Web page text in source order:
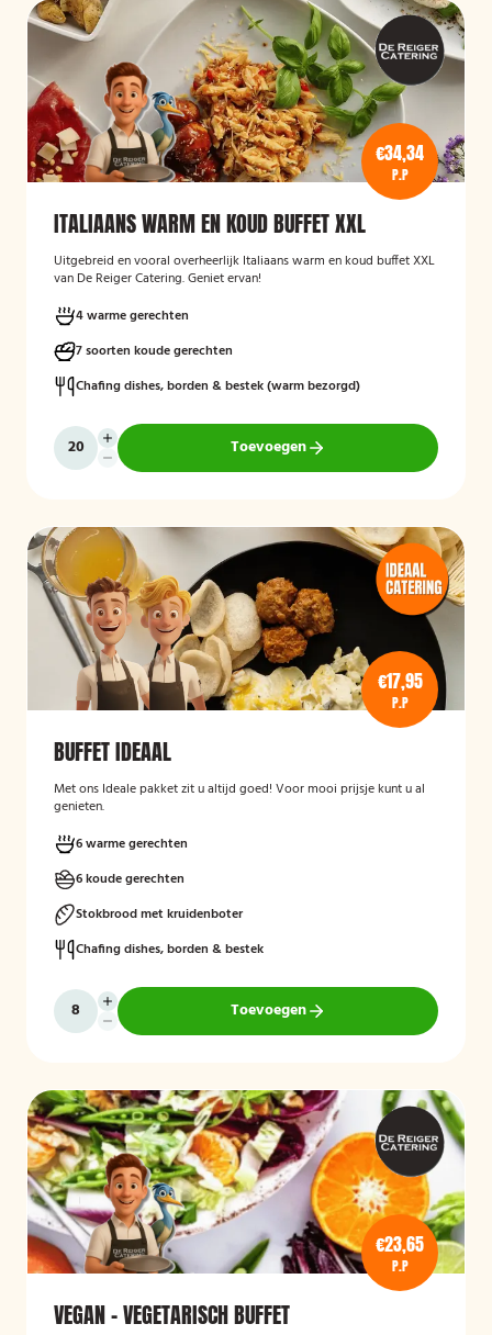
€34,34
P.P
ITALIAANS WARM EN KOUD BUFFET XXL
Uitgebreid en vooral overheerlijk Italiaans warm en koud buffet XXL
van De Reiger Catering. Geniet ervan!
4 warme gerechten
7 soorten koude gerechten
Chafing dishes, borden & bestek (warm bezorgd)
Toevoegen
€17,95
P.P
BUFFET IDEAAL
Met ons Ideale pakket zit u altijd goed! Voor mooi prijsje kunt u al
genieten.
6 warme gerechten
6 koude gerechten
Stokbrood met kruidenboter
Chafing dishes, borden & bestek
Toevoegen
€23,65
P.P
VEGAN - VEGETARISCH BUFFET